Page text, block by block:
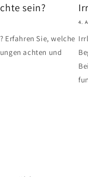
sein?
Erfahren Sie, welche
achten und
4.